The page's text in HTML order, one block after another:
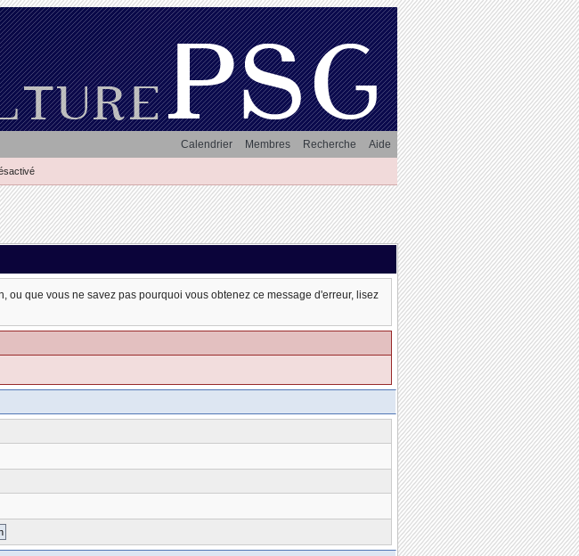
Aide
Recherche
Membres
Calendrier
ou que vous ne savez pas pourquoi vous obtenez ce message d'erreur, lisez